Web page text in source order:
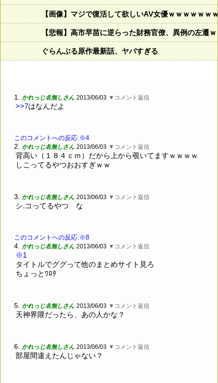
【画像】マジで復活して欲しいAV女優ｗｗｗｗｗｗ
【悲報】高市早苗に逆らった財務官僚、異例の左遷
ぐらんぶる原作最新話、ヤバすぎる
1. かれっじ名無しさん 2013/06/03 ▼コメント返信
>>7はなんだよ
このコメントへの反応:※4
2. かれっじ名無しさん 2013/06/03 ▼コメント返信
背高い（１８４ｃｍ）だから上から覗いてますｗｗｗｗ
しこってるやつおおすぎｗｗ
3. かれっじ名無しさん 2013/06/03 ▼コメント返信
シ.コってるやつ な
このコメントへの反応:※8
4. かれっじ名無しさん 2013/06/03 ▼コメント返信
※1
タイトルでググって他のまとめサイト見ろ
ちょっとﾜﾛﾀ
5. かれっじ名無しさん 2013/06/03 ▼コメント返信
天神界隈だったら、あの人かな？
6. かれっじ名無しさん 2013/06/03 ▼コメント返信
部屋間違えたんじゃない？